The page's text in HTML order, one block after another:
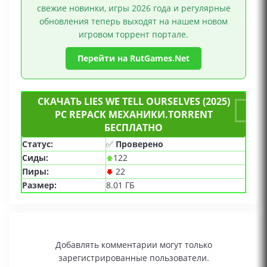
свежие новинки, игры 2026 года и регулярные
обновления теперь выходят на нашем новом
игровом торрент портале.
Перейти на RutGames.Net
СКАЧАТЬ LIES WE TELL OURSELVES (2025)
PC REPACK МЕХАНИКИ.TORRENT
БЕСПЛАТНО
Статус: ✅ Проверено
Сиды:
122
Пиры:
22
Размер:
8.01 ГБ
Добавлять комментарии могут только
зарегистрированные пользователи.